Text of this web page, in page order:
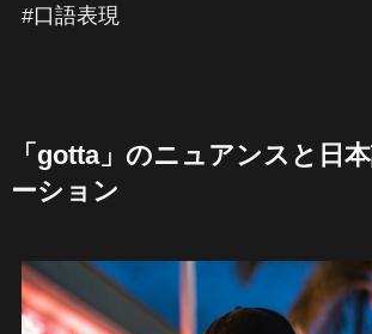
#口語表現
「gotta」のニュアンスと日
ーション